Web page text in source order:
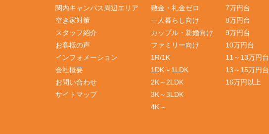
関内キャンパス周辺エリア
空き家対策
スタッフ紹介
お客様の声
インフォメーション
会社概要
お問い合わせ
サイトマップ
敷金・礼金ゼロ
一人暮らし向け
カップル・新婚向け
ファミリー向け
1R/1K
1DK～1LDK
2K～2LDK
3K～3LDK
4K～
7万円台
8万円台
9万円台
10万円台
11～13万円台
13～15万円台
16万円以上